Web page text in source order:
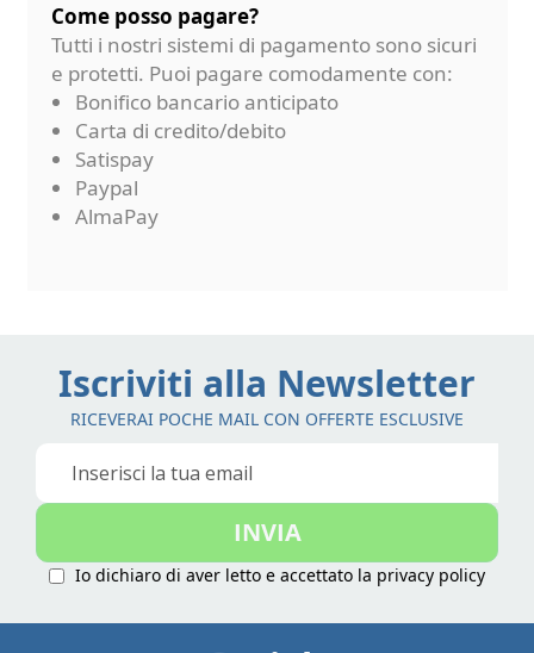
Come posso pagare?
Tutti i nostri sistemi di pagamento sono sicuri
e protetti. Puoi pagare comodamente con:
Bonifico bancario anticipato
Carta di credito/debito
Satispay
Paypal
AlmaPay
Iscriviti alla Newsletter
RICEVERAI POCHE MAIL CON OFFERTE ESCLUSIVE
Iscriviti
nostra
INVIA
Io dichiaro di aver letto e accettato la privacy policy